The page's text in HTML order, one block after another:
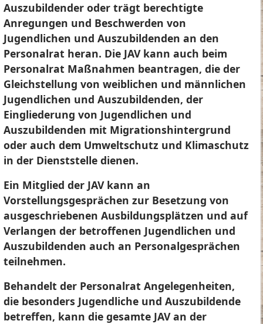
Auszubildender oder trägt berechtigte
Anregungen und Beschwerden von
Jugendlichen und Auszubildenden an den
Personalrat heran. Die JAV kann auch beim
Personalrat Maßnahmen beantragen, die der
Gleichstellung von weiblichen und männlichen
Jugendlichen und Auszubildenden, der
Eingliederung von Jugendlichen und
Auszubildenden mit Migrationshintergrund
oder auch dem Umweltschutz und Klimaschutz
in der Dienststelle dienen.
Ein Mitglied der JAV kann an
Vorstellungsgesprächen zur Besetzung von
ausgeschriebenen Ausbildungsplätzen und auf
Verlangen der betroffenen Jugendlichen und
Auszubildenden auch an Personalgesprächen
teilnehmen.
Behandelt der Personalrat Angelegenheiten,
die besonders Jugendliche und Auszubildende
betreffen, kann die gesamte JAV an der